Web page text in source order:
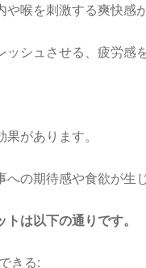
喉を刺激する爽快感
シュさせる、疲労感
があります。
の期待感や食欲が生
は以下の通りです。
きる: